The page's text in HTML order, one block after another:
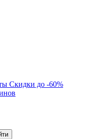
Скидки до -60%